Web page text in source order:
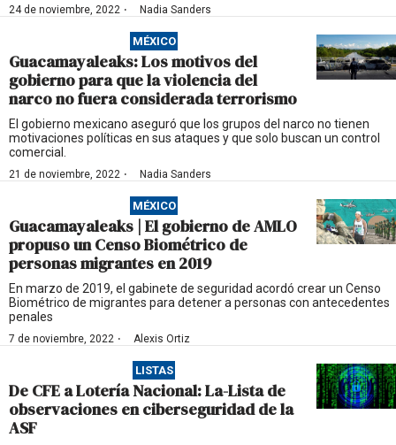
24 de noviembre, 2022 · Nadia Sanders
MÉXICO
Guacamayaleaks: Los motivos del
gobierno para que la violencia del
narco no fuera considerada terrorismo
El gobierno mexicano aseguró que los grupos del narco no tienen
motivaciones políticas en sus ataques y que solo buscan un control
comercial.
21 de noviembre, 2022 · Nadia Sanders
MÉXICO
Guacamayaleaks | El gobierno de AMLO
propuso un Censo Biométrico de
personas migrantes en 2019
En marzo de 2019, el gabinete de seguridad acordó crear un Censo
Biométrico de migrantes para detener a personas con antecedentes
penales
7 de noviembre, 2022 · Alexis Ortiz
LISTAS
De CFE a Lotería Nacional: La-Lista de
observaciones en ciberseguridad de la
ASF